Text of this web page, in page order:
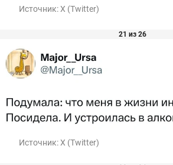
Источник:X (Twitter)
21 из 26
Источник:X (Twitter)